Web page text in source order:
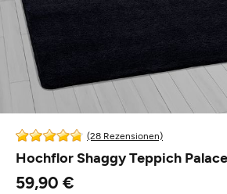
(28 Rezensionen)
Hochflor Shaggy Teppich
59,90 €